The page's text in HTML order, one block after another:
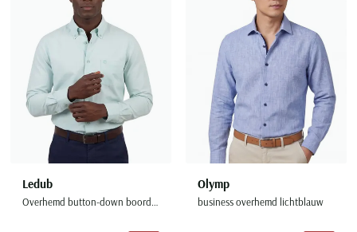
Ledub
Overhemd button-down boord turquoise
Olymp
business overhemd lichtblauw